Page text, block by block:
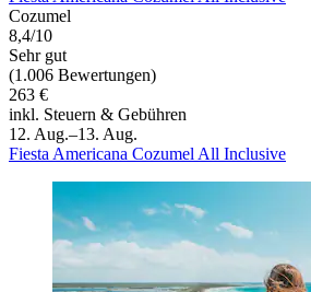
Cozumel
8,4/10
Sehr gut
(1.006 Bewertungen)
263 €
inkl. Steuern & Gebühren
12. Aug.–13. Aug.
Fiesta Americana Cozumel All Inclusive